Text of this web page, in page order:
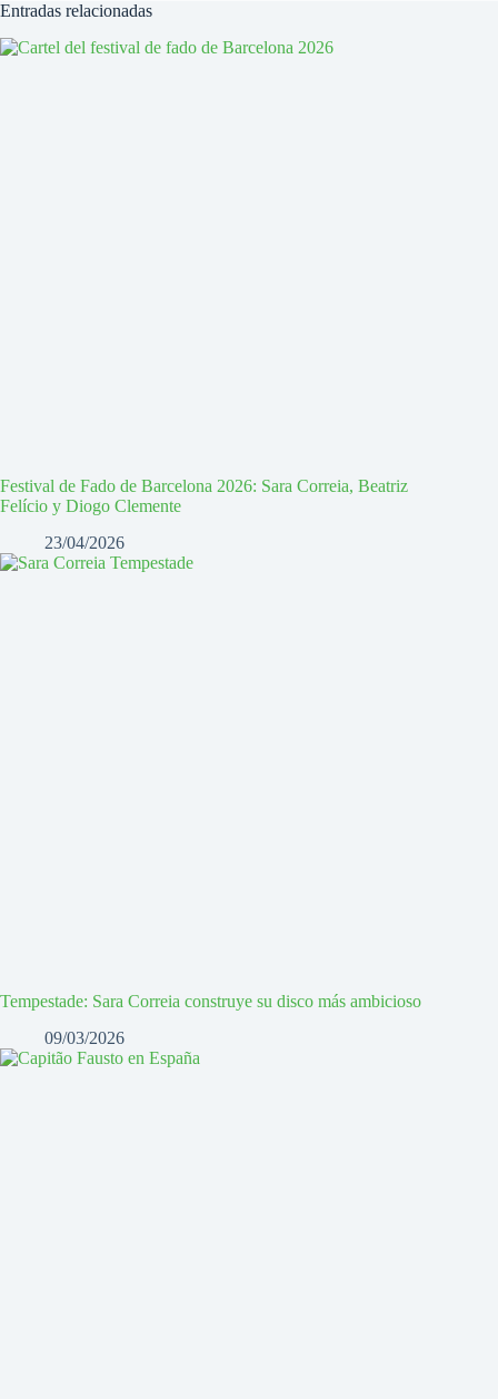
Entradas relacionadas
Festival de Fado de Barcelona 2026: Sara Correia, Beatriz
Felício y Diogo Clemente
23/04/2026
Tempestade: Sara Correia construye su disco más ambicioso
09/03/2026